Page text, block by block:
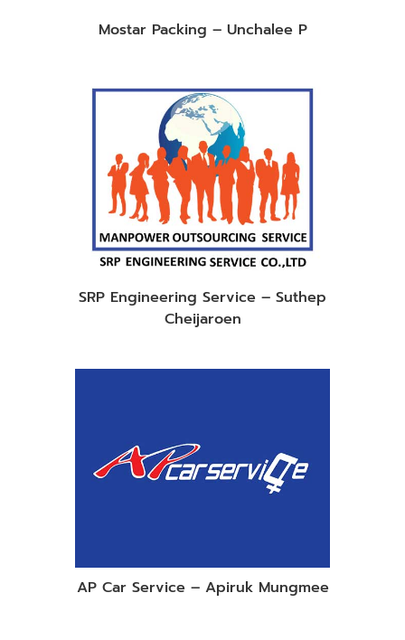
Mostar Packing – Unchalee P
SRP Engineering Service – Suthep
Cheijaroen
AP Car Service – Apiruk Mungmee